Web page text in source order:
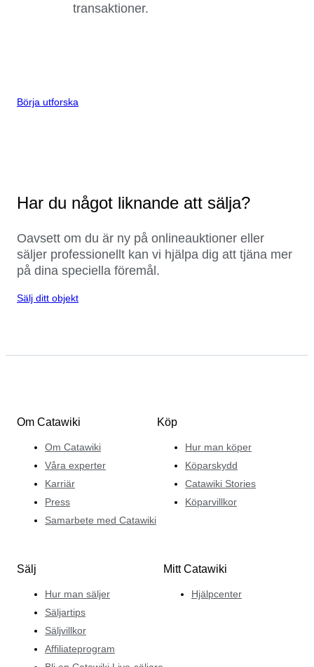
transaktioner.
Börja utforska
Har du något liknande att sälja?
Oavsett om du är ny på onlineauktioner eller
säljer professionellt kan vi hjälpa dig att tjäna mer
på dina speciella föremål.
Sälj ditt objekt
Om Catawiki
Om Catawiki
Våra experter
Karriär
Press
Samarbete med Catawiki
Köp
Hur man köper
Köparskydd
Catawiki Stories
Köparvillkor
Sälj
Hur man säljer
Säljartips
Säljvillkor
Affiliateprogram
Mitt Catawiki
Hjälpcenter